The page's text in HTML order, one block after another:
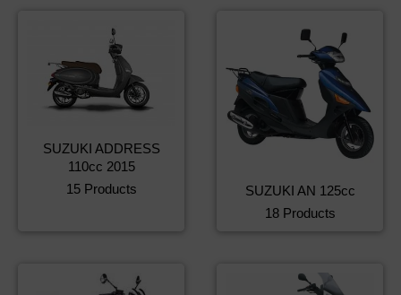
SUZUKI ADDRESS
110cc 2015
15 Products
SUZUKI AN 125cc
18 Products